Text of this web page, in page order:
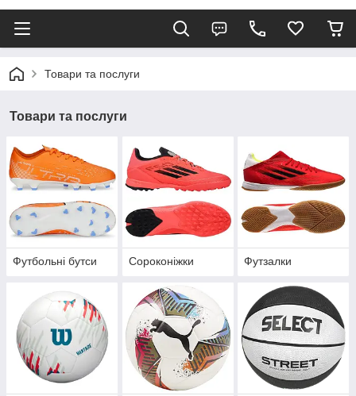
Товари та послуги
Товари та послуги
Футбольні бутси Сороконіжки Футзалки